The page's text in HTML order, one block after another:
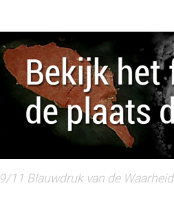
9/11 Blauwdruk van de Waarheid